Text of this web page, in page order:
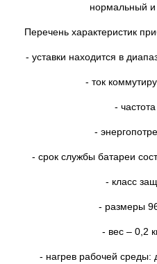
нормальный и
Перечень характеристик
- уставки находится в
- ток
-
-
- срок службы батареи
- класс
- размеры
- вес – 0,2
- нагрев рабочей среды: